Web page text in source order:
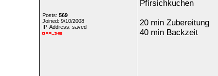
Posts: 569
Joined: 9/10/2008
IP-Address: saved
Pfirsichkuchen
20 min Zubereitung
40 min Backzeit